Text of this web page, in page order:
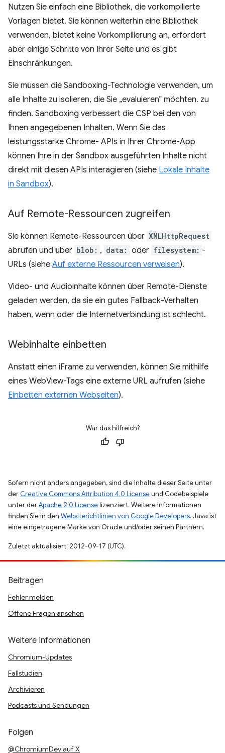
Nutzen Sie einfach eine Bibliothek, die vorkompilierte
Vorlagen bietet. Sie können weiterhin eine Bibliothek
verwenden, bietet keine Vorkompilierung an, erfordert
aber einige Schritte von Ihrer Seite und es gibt
Einschränkungen.
Sie müssen die Sandboxing-Technologie verwenden, um
alle Inhalte zu isolieren, die Sie „evaluieren“ möchten. zu
finden. Sandboxing verbessert die CSP bei den von
Ihnen angegebenen Inhalten. Wenn Sie das
leistungsstarke Chrome- APIs in Ihrer Chrome-App
können Ihre in der Sandbox ausgeführten Inhalte nicht
direkt mit diesen APIs interagieren (siehe Lokale Inhalte
in Sandbox).
Auf Remote-Ressourcen zugreifen
Sie können Remote-Ressourcen über XMLHttpRequest
abrufen und über blob: , data: oder filesystem: -
URLs (siehe Auf externe Ressourcen verweisen).
Video- und Audioinhalte können über Remote-Dienste
geladen werden, da sie ein gutes Fallback-Verhalten
haben, wenn oder die Internetverbindung ist schlecht.
Webinhalte einbetten
Anstatt einen iFrame zu verwenden, können Sie mithilfe
eines WebView-Tags eine externe URL aufrufen (siehe
Einbetten externen Webseiten).
War das hilfreich?
Sofern nicht anders angegeben, sind die Inhalte dieser Seite unter
der Creative Commons Attribution 4.0 Licenseund Codebeispiele
unter derApache 2.0 Licenselizenziert. Weitere Informationen
finden Sie in den Websiterichtlinien von Google Developers. Java ist
eine eingetragene Marke von Oracle und/oder seinen Partnern.
Zuletzt aktualisiert: 2012-09-17 (UTC).
Beitragen
Fehler melden
Offene Fragen ansehen
Weitere Informationen
Chromium-Updates
Fallstudien
Archivieren
Podcasts und Sendungen
Folgen
@ChromiumDev auf X